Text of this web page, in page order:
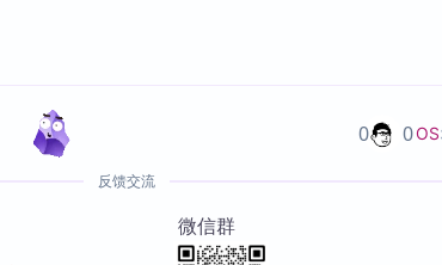
OS
0 0
反馈交流
微信群